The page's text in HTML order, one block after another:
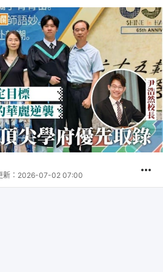
新： 2026-07-02 07:00